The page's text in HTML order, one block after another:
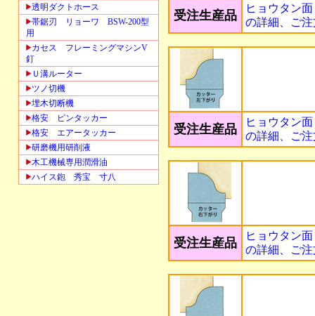
透明ダクトホース
帯鋸刃 リョーワ BSW-200型
用
カセス フレーミングマシンV
釘
Ｕ溝ルーター
ツノ切機
埋木切断機
格安 ピンタッカー
格安 エアータッカー
研磨機用研削液
木工機械専用潤滑油
ハイス鉋 秀宝 寸八
受注生産品
ヒョウタン
の詳細、ご
受注生産品
ヒョウタン
の詳細、ご
受注生産品
ヒョウタン
の詳細、ご